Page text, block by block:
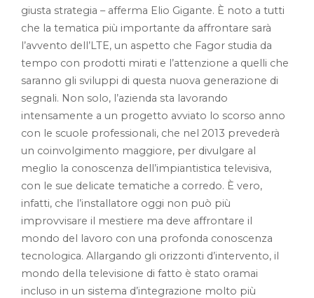
giusta strategia – afferma Elio Gigante. È noto a tutti
che la tematica più importante da affrontare sarà
l’avvento dell’LTE, un aspetto che Fagor studia da
tempo con prodotti mirati e l’attenzione a quelli che
saranno gli sviluppi di questa nuova generazione di
segnali. Non solo, l’azienda sta lavorando
intensamente a un progetto avviato lo scorso anno
con le scuole professionali, che nel 2013 prevederà
un coinvolgimento maggiore, per divulgare al
meglio la conoscenza dell’impiantistica televisiva,
con le sue delicate tematiche a corredo. È vero,
infatti, che l’installatore oggi non può più
improvvisare il mestiere ma deve affrontare il
mondo del lavoro con una profonda conoscenza
tecnologica. Allargando gli orizzonti d’intervento, il
mondo della televisione di fatto è stato oramai
incluso in un sistema d’integrazione molto più